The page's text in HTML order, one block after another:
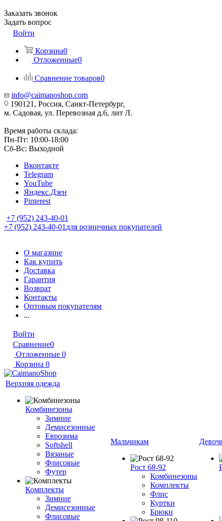
Заказать звонок
Задать вопрос
Войти
Корзина0
Отложенные0
Сравнение товаров0
info@caimanoshop.com
190121, Россия, Санкт-Петербург,
м. Садовая, ул. Перевозная д.6, лит Л.
Время работы склада:
Пн-Пт: 10:00-18:00
Сб-Вс: Выходной
Вконтакте
Telegram
YouTube
Яндекс.Дзен
Pinterest
+7 (952) 243-40-01
+7 (952) 243-40-01 для розничных покупателей
О магазине
Как купить
Доставка
Гарантия
Возврат
Контакты
Оптовым покупателям
...
Войти
Сравнение0
Отложенные 0
Корзина 0
Верхняя одежда
Комбинезоны
Зимние
Демисезонные
Еврозима
Softshell
Вязаные
Флисовые
Футер
Комплекты
Зимние
Демисезонные
Флисовые
Мальчикам
Рост 68-92
Комбинезоны
Комплекты
Флис
Куртки
Брюки